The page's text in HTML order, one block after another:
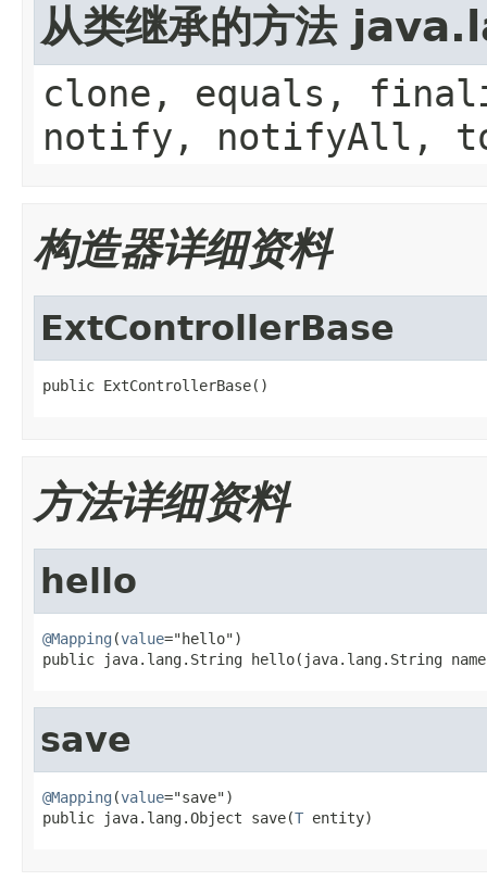
从类继承的方法
clone, equals,
notify, notifyAll,
构造器详细资料
ExtControllerBase
public ExtControllerBase()
方法详细资料
hello
@Mapping (value="hello")
public java.lang.String hello(java.lang.String
save
@Mapping (value="save")
public java.lang.Object save(T entity)